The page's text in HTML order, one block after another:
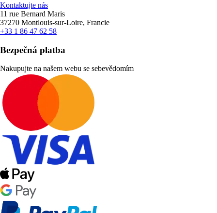
Kontaktujte nás
11 rue Bernard Maris
37270 Montlouis-sur-Loire, Francie
+33 1 86 47 62 58
Bezpečná platba
Nakupujte na našem webu se sebevědomím